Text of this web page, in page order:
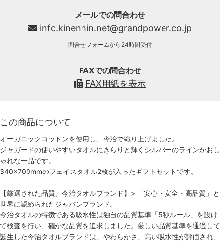
メールでの問合わせ
info.kinenhin.net@grandpower.co.jp
問合せフォームから24時間受付
FAXでの問合わせ
FAX用紙を表示
この商品について
オーガニックコットンを使用し、今治で織り上げました。
ジャガードの使いやすいタオルにきらりと輝くシルバーのラインがおし
ゃれな一品です。
340×700mmのフェイスタオル2枚が入ったギフトセットです。
【厳選された品質、今治タオルブランド】 > 「安心・安全・高品質」と
世界に認められたジャパンブランド。
今治タオルの特徴である吸水性は独自の品質基準「5秒ルール」を設け
て検査を行い、確かな品質を追求しました。厳しい品質基準を通過して
誕生した今治タオルブランドは、やわらかさ、高い吸水性が評価され、